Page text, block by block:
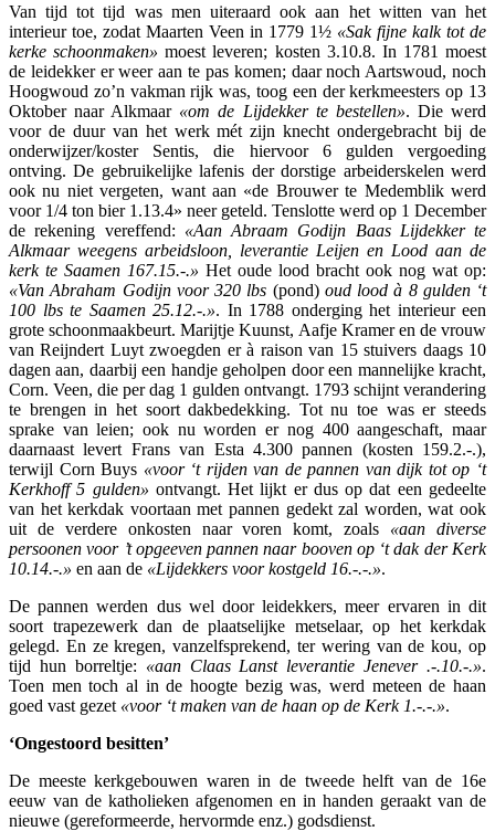
Van tijd tot tijd was men uiteraard ook aan het witten van het
interieur toe, zodat Maarten Veen in 1779 1½ «Sak fijne kalk tot de
kerke schoonmaken»moest leveren; kosten 3.10.8. In 1781 moest
de leidekker er weer aan te pas komen; daar noch Aartswoud, noch
Hoogwoud zo’n vakman rijk was, toog een der kerkmeesters op 13
Oktober naar Alkmaar «om de Lijdekker te bestellen». Die werd
voor de duur van het werk mét zijn knecht ondergebracht bij de
onderwijzer/koster Sentis, die hiervoor 6 gulden vergoeding
ontving. De gebruikelijke lafenis der dorstige arbeiderskelen werd
ook nu niet vergeten, want aan «de Brouwer te Medemblik werd
voor 1/4 ton bier 1.13.4» neer geteld. Tenslotte werd op 1 December
de rekening vereffend: «Aan Abraam Godijn Baas Lijdekker te
Alkmaar weegens arbeidsloon, leverantie Leijen en Lood aan de
kerk te Saamen 167.15.-.» Het oude lood bracht ook nog wat op:
«Van Abraham Godijn voor 320 lbs (pond) oud lood à 8 gulden ‘t
100 lbs te Saamen 25.12.-.». In 1788 onderging het interieur een
grote schoonmaakbeurt. Marijtje Kuunst, Aafje Kramer en de vrouw
van Reijndert Luyt zwoegden er à raison van 15 stuivers daags 10
dagen aan, daarbij een handje geholpen door een mannelijke kracht,
Corn. Veen, die per dag 1 gulden ontvangt. 1793 schijnt verandering
te brengen in het soort dakbedekking. Tot nu toe was er steeds
sprake van leien; ook nu worden er nog 400 aangeschaft, maar
daarnaast levert Frans van Esta 4.300 pannen (kosten 159.2.-.),
terwijl Corn Buys «voor ‘t rijden van de pannen van dijk tot op ‘t
Kerkhoff 5 gulden» ontvangt. Het lijkt er dus op dat een gedeelte
van het kerkdak voortaan met pannen gedekt zal worden, wat ook
uit de verdere onkosten naar voren komt, zoals «aan diverse
persoonen voor ’t opgeeven pannen naar booven op ‘t dak der Kerk
10.14.-.» en aan de «Lijdekkers voor kostgeld 16.-.-.».
De pannen werden dus wel door leidekkers, meer ervaren in dit
soort trapezewerk dan de plaatselijke metselaar, op het kerkdak
gelegd. En ze kregen, vanzelfsprekend, ter wering van de kou, op
tijd hun borreltje: «aan Claas Lanst leverantie Jenever .-.10.-.».
Toen men toch al in de hoogte bezig was, werd meteen de haan
goed vast gezet «voor ‘t maken van de haan op de Kerk 1.-.-.».
‘Ongestoord besitten’
De meeste kerkgebouwen waren in de tweede helft van de 16e
eeuw van de katholieken afgenomen en in handen geraakt van de
nieuwe (gereformeerde, hervormde enz.) godsdienst.